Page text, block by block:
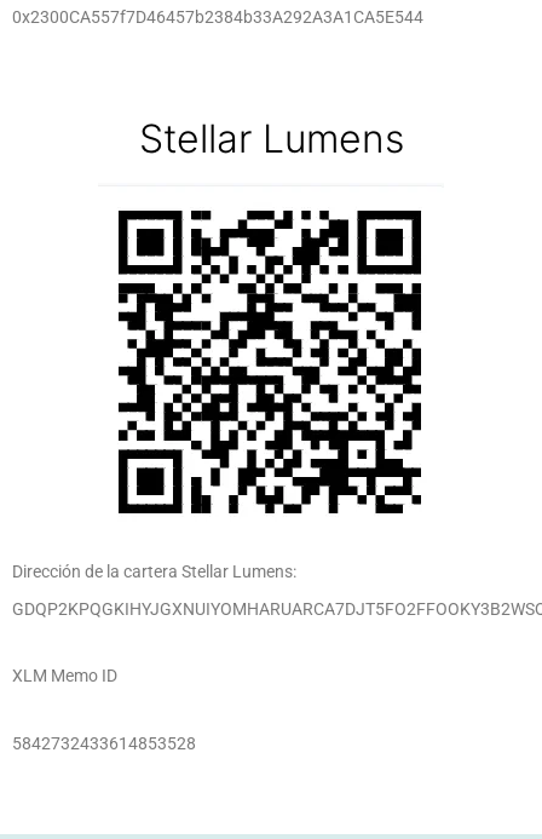
0x2300CA557f7D46457b2384b33A292A3A1CA5E544
Stellar Lumens
Dirección de la cartera Stellar Lumens:
XLM Memo ID
5842732433614853528